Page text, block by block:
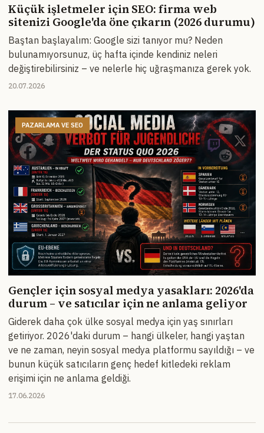
Küçük işletmeler için SEO: firma web
sitenizi Google'da öne çıkarın (2026 durumu)
Baştan başlayalım: Google sizi tanıyor mu? Neden
bulunamıyorsunuz, üç hafta içinde kendiniz neleri
değiştirebilirsiniz – ve nelerle hiç uğraşmanıza gerek yok.
20.07.2026
PAZARLAMA VE SEO
Gençler için sosyal medya yasakları: 2026'da
durum – ve satıcılar için ne anlama geliyor
Giderek daha çok ülke sosyal medya için yaş sınırları
getiriyor. 2026'daki durum – hangi ülkeler, hangi yaştan
ve ne zaman, neyin sosyal medya platformu sayıldığı – ve
bunun küçük satıcıların genç hedef kitledeki reklam
erişimi için ne anlama geldiği.
17.06.2026